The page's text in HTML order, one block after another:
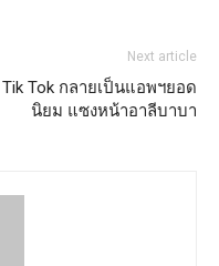
Next article
Tik Tok กลายเป็นแอพฯยอด
นิยม แซงหน้าอาลีบาบา